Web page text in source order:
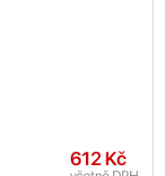
612 Kč